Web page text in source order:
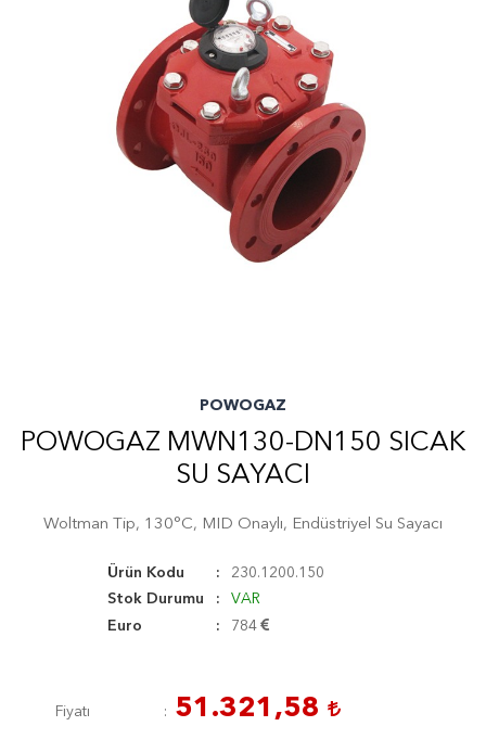
POWOGAZ
POWOGAZ MWN130-DN150 SICAK
SU SAYACI
Woltman Tip, 130°C, MID Onaylı, Endüstriyel Su Sayacı
Ürün Kodu
230.1200.150
Stok Durumu
VAR
Euro
784
Fiyatı 51.321,58